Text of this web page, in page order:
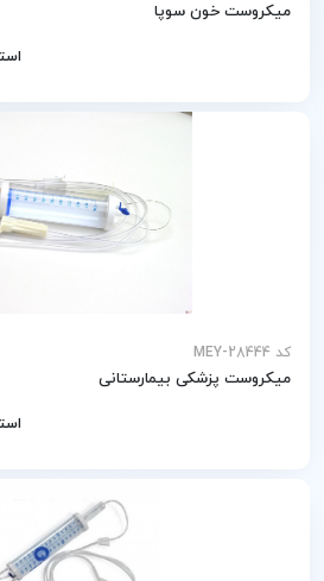
میکروست خون سوپا
کد MEY-28444
میکروست پزشکی بیمارستانی